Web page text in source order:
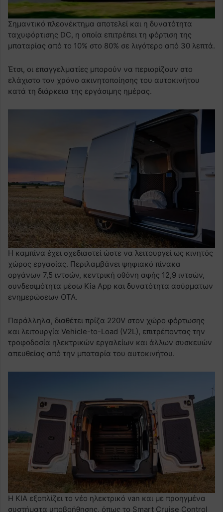
Σημαντικό πλεονέκτημα αποτελεί και η δυνατότητα
ταχυφόρτισης DC, η οποία επιτρέπει τη φόρτιση της
μπαταρίας από το 10% στο 80% σε λιγότερο από 30 λεπτά.
Έτσι, οι επαγγελματίες μπορούν να περιορίζουν στο
ελάχιστο τον χρόνο ακινητοποίησης του αυτοκινήτου
κατά τη διάρκεια της εργάσιμης ημέρας.
Η καμπίνα έχει σχεδιαστεί ώστε να λειτουργεί ως κινητός
χώρος εργασίας. Περιλαμβάνει ψηφιακό πίνακα
οργάνων 7,5 ιντσών, κεντρική οθόνη αφής 12,9 ιντσών,
συνδεσιμότητα μέσω Kia App και δυνατότητα ασύρματων
ενημερώσεων OTA.
Παράλληλα, διαθέτει πρίζα 220V στον χώρο φόρτωσης
και λειτουργία Vehicle-to-Load (V2L), επιτρέποντας την
τροφοδοσία ηλεκτρικών εργαλείων και άλλων συσκευών
απευθείας από την μπαταρία του αυτοκινήτου.
Η KIA εξοπλίζει το νέο ηλεκτρικό van και με προηγμένα
συστήματα υποβοήθησης, όπως το Smart Cruise Control